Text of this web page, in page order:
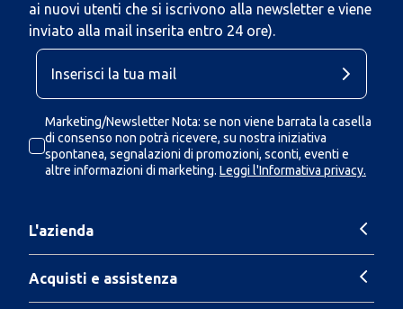
ai nuovi utenti che si iscrivono alla newsletter e viene
inviato alla mail inserita entro 24 ore).
Marketing/Newsletter Nota: se non viene barrata la casella
di consenso non potrà ricevere, su nostra iniziativa
spontanea, segnalazioni di promozioni, sconti, eventi e
altre informazioni di marketing. Leggi l'Informativa privacy.
L'azienda
Acquisti e assistenza